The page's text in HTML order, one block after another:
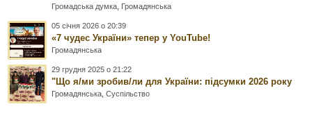
Громадська думка Громадянська
05 січня 2026 о 20:39
«7 чудес України» тепер у YouTube!
Громадянська
29 грудня 2025 о 21:22
"Що я/ми зробив/ли для України: підсумки 2026 року
Громадянська ,Суспільство